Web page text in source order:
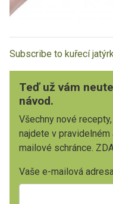
Subscribe to kuřecí
Teď už vám
návod.
Všechny nové
najdete v
mailové schránce.
Vaše e-mailová